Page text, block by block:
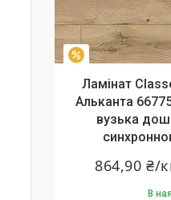
–7%
Ламінат
Альканта
вузька
864,90 ₴/
В